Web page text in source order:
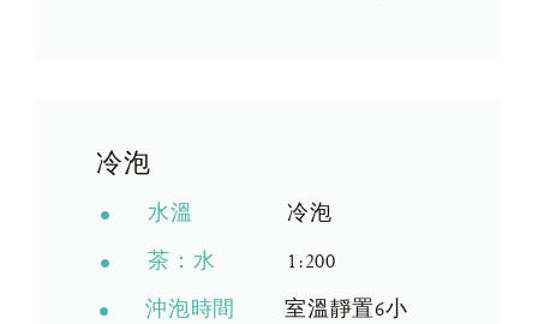
冷泡
水溫
冷泡
茶：水
1:200
沖泡時間
室溫靜置6小